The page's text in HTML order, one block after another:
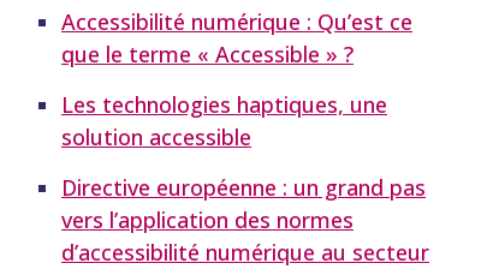
Accessibilité numérique : Qu’est ce
que le terme « Accessible » ?
Les technologies haptiques, une
solution accessible
Directive européenne : un grand pas
vers l’application des normes
d’accessibilité numérique au secteur